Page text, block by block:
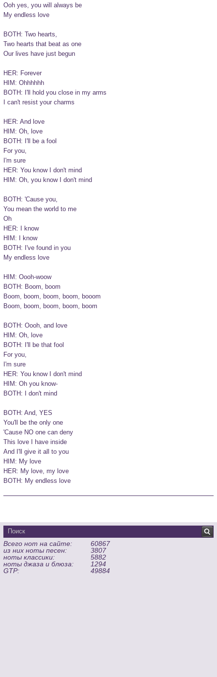
Ooh yes, you will always be
My endless love
BOTH: Two hearts,
Two hearts that beat as one
Our lives have just begun
HER: Forever
HIM: Ohhhhhh
BOTH: I'll hold you close in my arms
I can't resist your charms
HER: And love
HIM: Oh, love
BOTH: I'll be a fool
For you,
I'm sure
HER: You know I don't mind
HIM: Oh, you know I don't mind
BOTH: 'Cause you,
You mean the world to me
Oh
HER: I know
HIM: I know
BOTH: I've found in you
My endless love
HIM: Oooh-woow
BOTH: Boom, boom
Boom, boom, boom, boom, booom
Boom, boom, boom, boom, boom
BOTH: Oooh, and love
HIM: Oh, love
BOTH: I'll be that fool
For you,
I'm sure
HER: You know I don't mind
HIM: Oh you know-
BOTH: I don't mind
BOTH: And, YES
You'll be the only one
'Cause NO one can deny
This love I have inside
And I'll give it all to you
HIM: My love
HER: My love, my love
BOTH: My endless love
Всего нот на сайте:
60867
из них ноты песен:
3807
ноты классики:
5882
ноты джаза и блюза:
1294
GTP:
49884